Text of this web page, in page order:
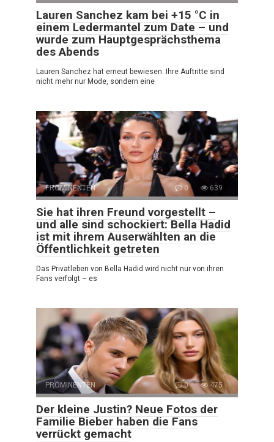
Lauren Sanchez kam bei +15 °C in
einem Ledermantel zum Date – und
wurde zum Hauptgesprächsthema
des Abends
Lauren Sanchez hat erneut bewiesen: Ihre Auftritte sind
nicht mehr nur Mode, sondern eine
PROMINENTEN 0 639
Sie hat ihren Freund vorgestellt –
und alle sind schockiert: Bella Hadid
ist mit ihrem Auserwählten an die
Öffentlichkeit getreten
Das Privatleben von Bella Hadid wird nicht nur von ihren
Fans verfolgt – es
PROMINENTEN 0 475
Der kleine Justin? Neue Fotos der
Familie Bieber haben die Fans
verrückt gemacht